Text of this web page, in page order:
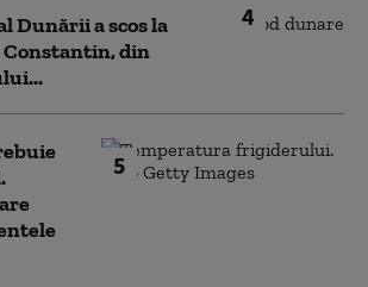
4
Dunării a scos la
Constantin, din
5